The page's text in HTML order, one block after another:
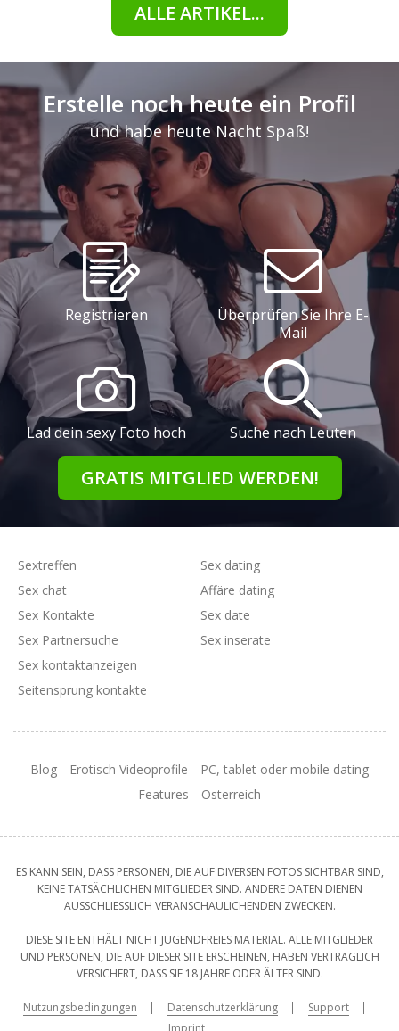
ALLE ARTIKEL...
Erstelle noch heute ein Profil
und habe heute Nacht Spaß!
Registrieren
Überprüfen Sie Ihre E-
Mail
Lad dein sexy Foto hoch Suche nach Leuten
GRATIS MITGLIED WERDEN!
Sextreffen
Sex chat
Sex Kontakte
Sex dating
Affäre dating
Sex date
Sex Partnersuche
Sex kontaktanzeigen
Seitensprung kontakte
Sex inserate
Blog Erotisch Videoprofile
PC, tablet oder mobile dating
Features
Österreich
ES KANN SEIN, DASS PERSONEN, DIE AUF DIVERSEN FOTOS SICHTBAR SIND,
KEINE TATSÄCHLICHEN MITGLIEDER SIND. ANDERE DATEN DIENEN
AUSSCHLIESSLICH VERANSCHAULICHENDEN ZWECKEN.
DIESE SITE ENTHÄLT NICHT JUGENDFREIES MATERIAL. ALLE MITGLIEDER
UND PERSONEN, DIE AUF DIESER SITE ERSCHEINEN, HABEN VERTRAGLICH
VERSICHERT, DASS SIE 18 JAHRE ODER ÄLTER SIND.
Nutzungsbedingungen Datenschutzerklärung
Support
Imprint